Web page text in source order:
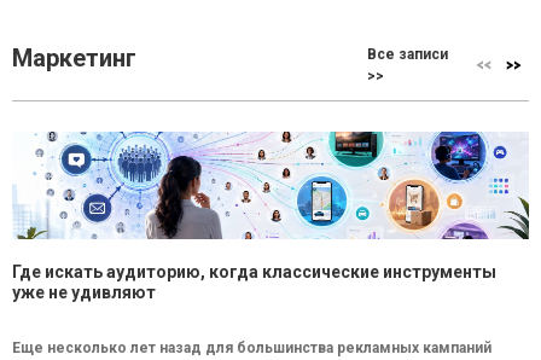
Маркетинг
Все записи
>>
Где искать аудиторию, когда классические инструменты
уже не удивляют
Еще несколько лет назад для большинства рекламных кампаний